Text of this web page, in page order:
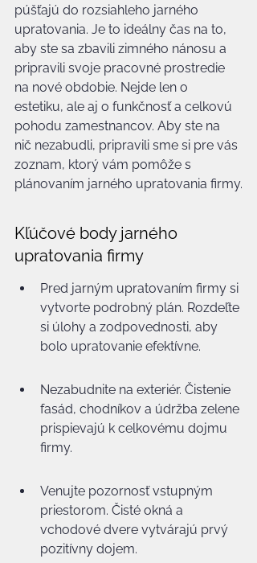
púšťajú do rozsiahleho jarného
upratovania. Je to ideálny čas na to,
aby ste sa zbavili zimného nánosu a
pripravili svoje pracovné prostredie
na nové obdobie. Nejde len o
estetiku, ale aj o funkčnosť a celkovú
pohodu zamestnancov. Aby ste na
nič nezabudli, pripravili sme si pre vás
zoznam, ktorý vám pomôže s
plánovaním jarného upratovania firmy.
Kľúčové body jarného
upratovania firmy
Pred jarným upratovaním firmy si
vytvorte podrobný plán. Rozdeľte
si úlohy a zodpovednosti, aby
bolo upratovanie efektívne.
Nezabudnite na exteriér. Čistenie
fasád, chodníkov a údržba zelene
prispievajú k celkovému dojmu
firmy.
Venujte pozornosť vstupným
priestorom. Čisté okná a
vchodové dvere vytvárajú prvý
pozitívny dojem.